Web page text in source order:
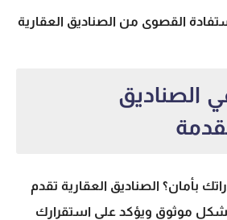
القصوى من الصناديق العقارية
الصناديق
بأمان؟ الصناديق العقارية تقدم
موثوق ويؤكد على استقرارك